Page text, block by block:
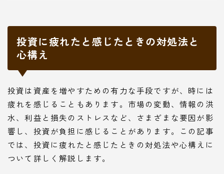
投資に疲れたと感じたときの対処法と
心構え
投資は資産を増やすための有力な手段ですが、時には
疲れを感じることもあります。市場の変動、情報の洪
水、利益と損失のストレスなど、さまざまな要因が影
響し、投資が負担に感じることがあります。この記事
では、投資に疲れたと感じたときの対処法や心構えに
ついて詳しく解説します。